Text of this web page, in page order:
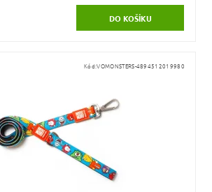
Kód:VOMONSTERS-4894512019980